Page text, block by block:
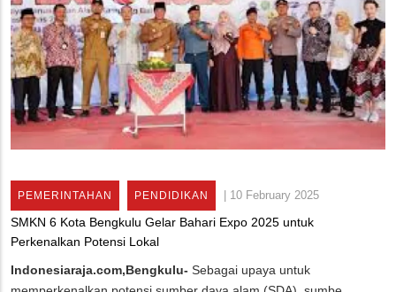
PEMERINTAHAN PENDIDIKAN | 10 February 2025
SMKN 6 Kota Bengkulu Gelar Bahari Expo 2025 untuk
Perkenalkan Potensi Lokal
Indonesiaraja.com,Bengkulu- Sebagai upaya untuk